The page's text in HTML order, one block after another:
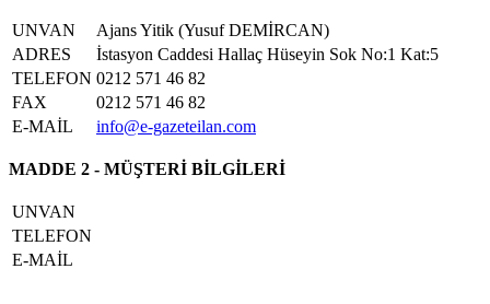
UNVAN
Ajans Yitik (Yusuf DEMİRCAN)
ADRES
İstasyon Caddesi Hallaç Hüseyin Sok No:1 Kat:5
TELEFON 0212 571 46 82
FAX
0212 571 46 82
E-MAİL
info@e-gazeteilan.com
MADDE 2 - MÜŞTERİ BİLGİLERİ
UNVAN
TELEFON
E-MAİL